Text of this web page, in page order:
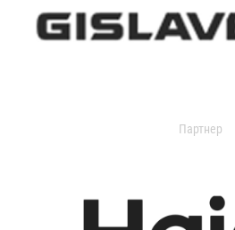
Партнер